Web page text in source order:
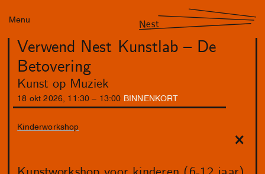
Menu Nest
Verwend Nest Kunstlab – De
Betovering
Kunst op Muziek
18 okt 2026 11 :30 13 :00 BINNENKORT
Kinderworkshop